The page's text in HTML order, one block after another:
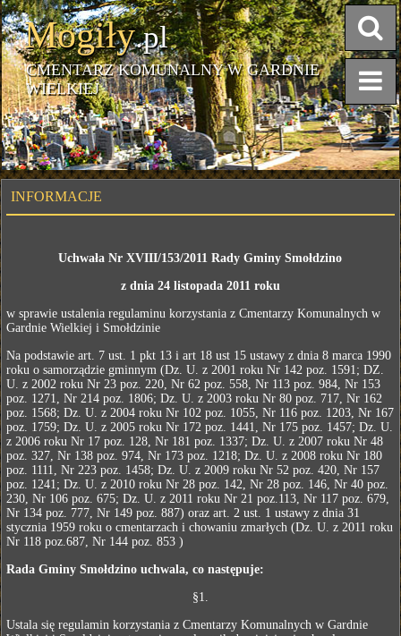
Mogiły.pl
CMENTARZ KOMUNALNY W GARDNIE
WIELKIEJ
INFORMACJE
Uchwała Nr XVIII/153/2011 Rady Gminy Smołdzino
z dnia 24 listopada 2011 roku
w sprawie ustalenia regulaminu korzystania z Cmentarzy Komunalnych w
Gardnie Wielkiej i Smołdzinie
Na podstawie art. 7 ust. 1 pkt 13 i art 18 ust 15 ustawy z dnia 8 marca 1990
roku o samorządzie gminnym (Dz. U. z 2001 roku Nr 142 poz. 1591; DZ.
U. z 2002 roku Nr 23 poz. 220, Nr 62 poz. 558, Nr 113 poz. 984, Nr 153
poz. 1271, Nr 214 poz. 1806; Dz. U. z 2003 roku Nr 80 poz. 717, Nr 162
poz. 1568; Dz. U. z 2004 roku Nr 102 poz. 1055, Nr 116 poz. 1203, Nr 167
poz. 1759; Dz. U. z 2005 roku Nr 172 poz. 1441, Nr 175 poz. 1457; Dz. U.
z 2006 roku Nr 17 poz. 128, Nr 181 poz. 1337; Dz. U. z 2007 roku Nr 48
poz. 327, Nr 138 poz. 974, Nr 173 poz. 1218; Dz. U. z 2008 roku Nr 180
poz. 1111, Nr 223 poz. 1458; Dz. U. z 2009 roku Nr 52 poz. 420, Nr 157
poz. 1241; Dz. U. z 2010 roku Nr 28 poz. 142, Nr 28 poz. 146, Nr 40 poz.
230, Nr 106 poz. 675; Dz. U. z 2011 roku Nr 21 poz.113, Nr 117 poz. 679,
Nr 134 poz. 777, Nr 149 poz. 887) oraz art. 2 ust. 1 ustawy z dnia 31
stycznia 1959 roku o cmentarzach i chowaniu zmarłych (Dz. U. z 2011 roku
Nr 118 poz.687, Nr 144 poz. 853 )
Rada Gminy Smołdzino uchwala, co następuje:
§1.
Ustala się regulamin korzystania z Cmentarzy Komunalnych w Gardnie